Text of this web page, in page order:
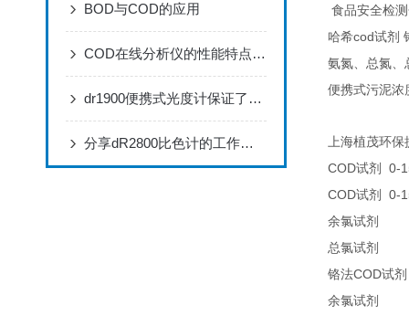
BOD与COD的应用
COD在线分析仪的性能特点，赶快来了解一下吧!
dr1900便携式光度计保证了分析结果的可靠性准确
分享dR2800比色计的工作原理
食品安全检
哈希cod试剂
氨氮、总氮、
便携式污泥浓
上海植茂环保
COD试剂
0-
COD试剂 0-
余氯试剂
总氯试剂
铬法COD试剂
余氯试剂